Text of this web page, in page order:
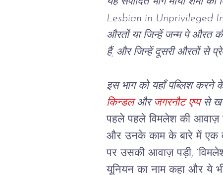
Lesbian in Unprivileged
औरतों या जिन्हें जन्म पे औरत
हैं, और जिन्हें दूसरी औरतों से
इस भाग को यहाँ पब्लिश करने
किन्डल और जगरनौट एप्प से
पहले पहले विमलेश की आवाज़
और उनके काम के बारे में एक
पर उसकी आवाज़ पड़ी,
यूनियन का नाम कहा और ये